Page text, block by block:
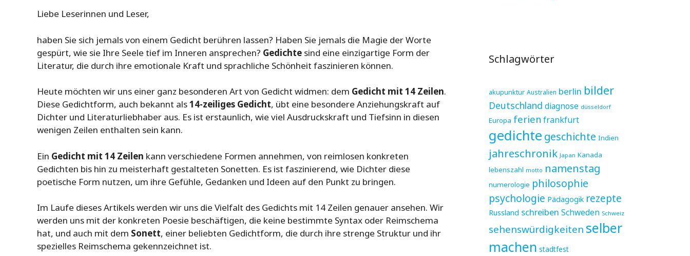
Liebe Leserinnen und Leser,
haben Sie sich jemals von einem Gedicht berühren lassen? Haben Sie jemals die Magie der Worte
gespürt, wie sie Ihre Seele tief im Inneren ansprechen? Gedichte sind eine einzigartige Form der
Literatur, die durch ihre emotionale Kraft und sprachliche Schönheit faszinieren können.
Heute möchten wir uns einer ganz besonderen Art von Gedicht widmen: dem Gedicht mit 14 Zeilen.
Diese Gedichtform, auch bekannt als14-zeiliges Gedicht, übt eine besondere Anziehungskraft auf
Dichter und Literaturliebhaber aus. Es ist erstaunlich, wie viel Ausdruckskraft und Tiefsinn in diesen
wenigen Zeilen enthalten sein kann.
Ein Gedicht mit 14 Zeilen kann verschiedene Formen annehmen, von reimlosen konkreten
Gedichten bis hin zu meisterhaft gestalteten Sonetten. Es ist faszinierend, wie Dichter diese
poetische Form nutzen, um ihre Gefühle, Gedanken und Ideen auf den Punkt zu bringen.
Im Laufe dieses Artikels werden wir uns die Vielfalt des Gedichts mit 14 Zeilen genauer ansehen. Wir
werden uns mit der konkreten Poesie beschäftigen, die keine bestimmte Syntax oder Reimschema
hat, und auch mit dem Sonett, einer beliebten Gedichtform, die durch ihre strenge Struktur und ihr
spezielles Reimschema gekennzeichnet ist.
Schlagwörter
akupunktur Australien berlin bilder
Deutschland diagnose düsseldorf
Europa ferien frankfurt
gedichte geschichte Indien
jahreschronik Japan Kanada
lebenszahl motto namenstag
numerologie philosophie
psychologie Pädagogik rezepte
Russland schreiben Schweden Schweiz
sehenswürdigkeiten selber
machen stadtfest